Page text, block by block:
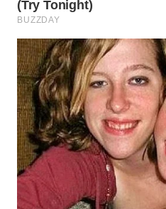
SELATAN
WN
TANJUNG
LESUNG
WN
KARO
WN
SIMALUNGUN